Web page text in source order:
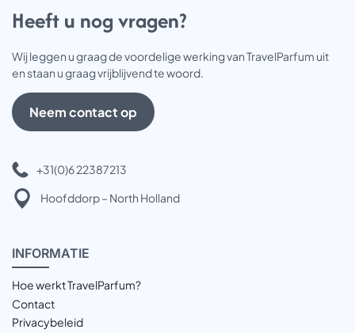
Heeft u nog vragen?
Wij leggen u graag de voordelige werking van TravelParfum uit
en staan u graag vrijblijvend te woord.
Neem contact op
+31(0)6 22387213
Hoofddorp – North Holland
INFORMATIE
Hoe werkt TravelParfum?
Contact
Privacybeleid